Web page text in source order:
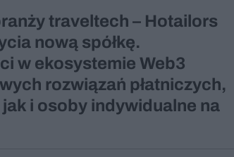
traveltech – Hotailors
nową spółkę.
w ekosystemie Web3
rozwiązań płatniczych,
i osoby indywidualne na